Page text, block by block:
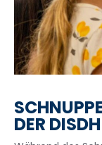
DER DISDH